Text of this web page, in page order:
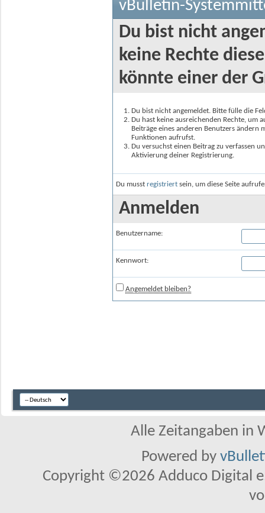
vBulletin-
Du bist nicht
keine Rechte
könnte einer der
Du bist nicht angemeldet. Bitte fülle die
Du hast keine ausreichenden Rechte, um
Beiträge eines anderen Benutzers
Funktionen aufrufst.
Du versuchst einen Beitrag zu verfassen
Aktivierung deiner Registrierung.
Du musst registriert sein, um diese Seite
Anmelden
Benutzername:
Kennwort:
Angemeldet bleiben?
Alle Zeitangaben in
Powered by
Copyright ©2026 Adduco Digital